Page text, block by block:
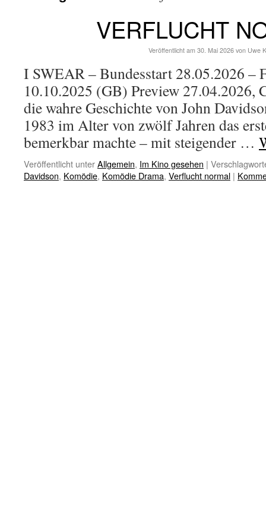
VERFLUCHT
Veröffentlicht am 30. Mai 2026 von Uwe
I SWEAR – Bundesstart 28.05.2026 –
10.10.2025 (GB) Preview 27.04.2026,
die wahre Geschichte von John
1983 im Alter von zwölf Jahren das
bemerkbar machte – mit steigender …
Veröffentlicht unterAllgemein, Im Kino gesehen |
Davidson, Komödie, Komödie Drama, Verflucht normal |